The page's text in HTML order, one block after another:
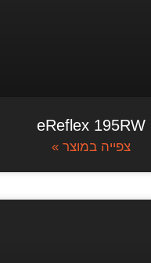
eReflex 195RW
צפייה במוצר »